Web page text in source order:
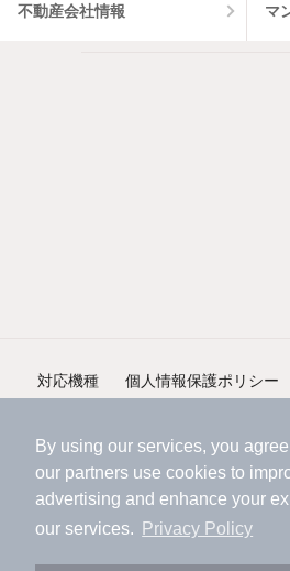
By using our services, you
our partners use cookies to
advertising and enhance your
our services.
Privacy Policy
アプリに切り替えて、サクサ
会員登録なしですぐ使える。マッ
不動産会社情報 マ
対応機種 個人情報保護ポリシー
©NIFTY Lifestyle